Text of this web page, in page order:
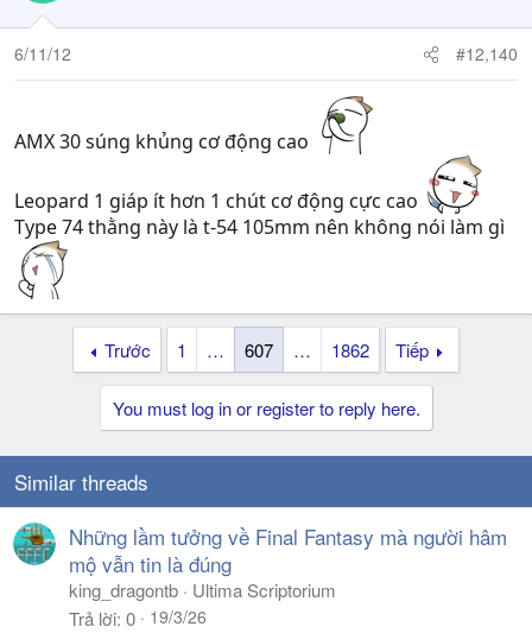
6/11/12 #12,140
AMX 30 súng khủng cơ động cao
Leopard 1 giáp ít hơn 1 chút cơ động cực cao
Type 74 thằng này là t-54 105mm nên không nói làm gì
Trước 1 … 607 … 1862 Tiếp
You must log in or register to reply here.
Similar threads
Những lầm tưởng về Final Fantasy mà người hâm
mộ vẫn tin là đúng
king_dragontb
Ultima Scriptorium
Trả lời 0 19/3/26